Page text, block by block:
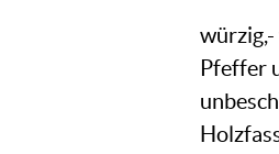
Pfeffer